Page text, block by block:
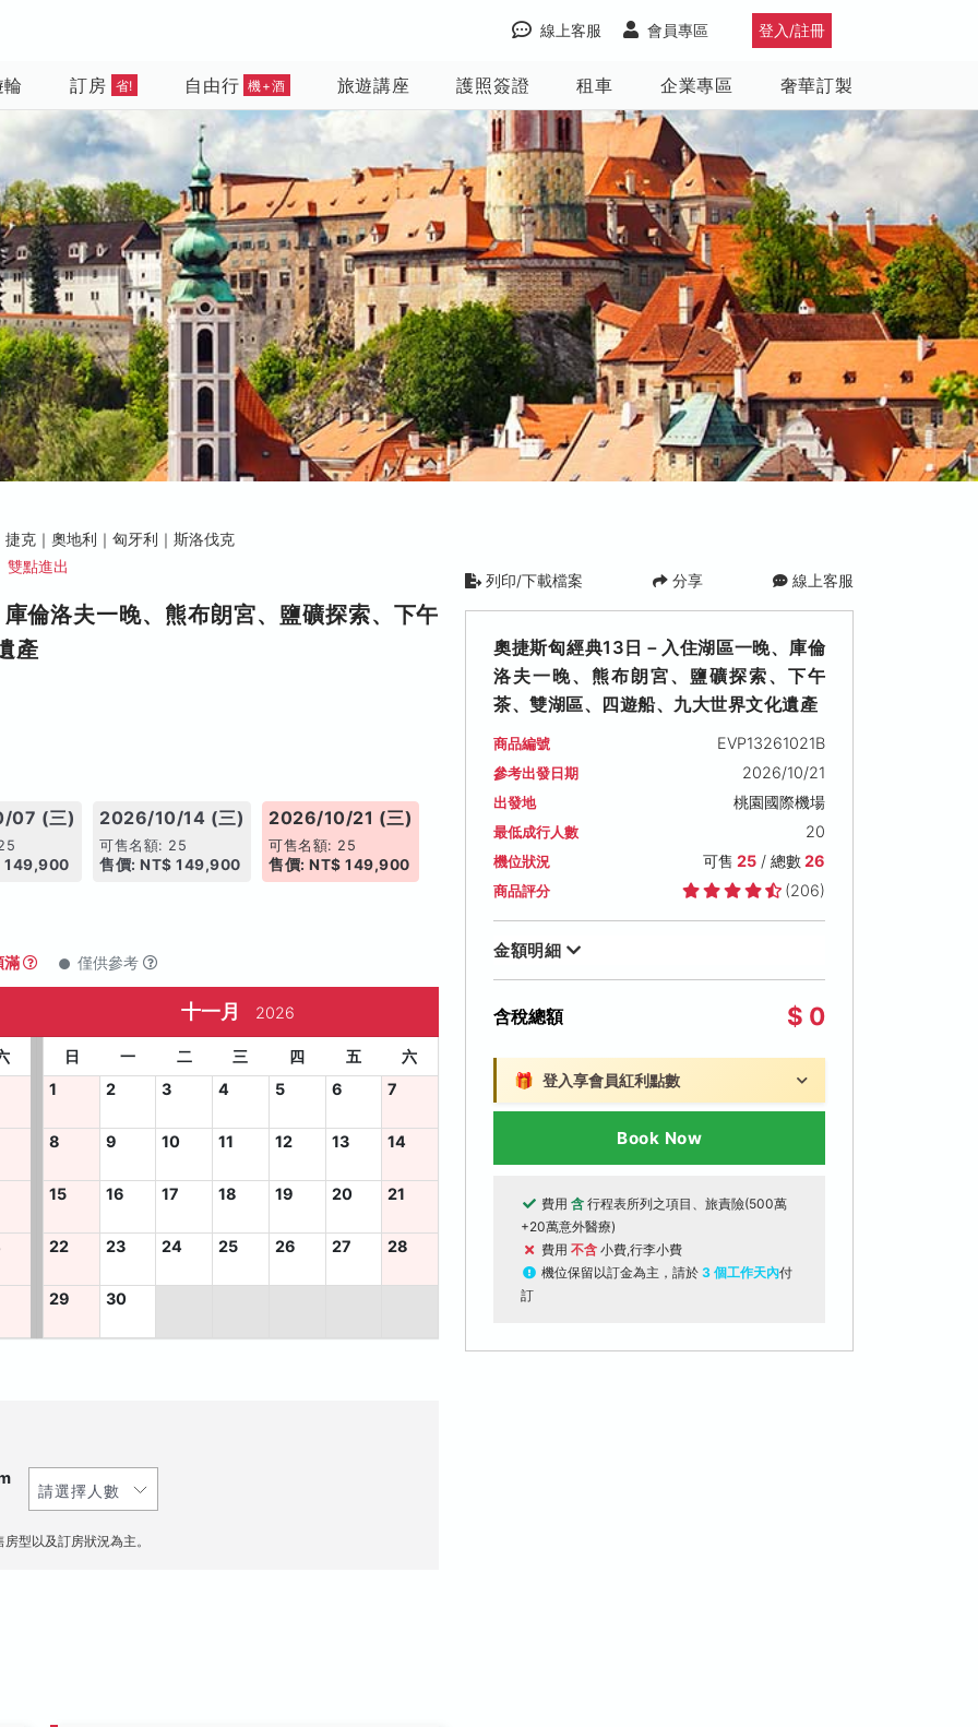
登入/註冊
會員專區
線上客服
訂房 省! 自由行 機+酒 旅遊講座 護照簽證 租車 企業專區 奢華訂製
捷克｜奧地利｜匈牙利｜斯洛伐克
雙點進出
倫洛夫一晚、熊布朗宮、鹽礦探索、下午
產
07 (三)
149,900
2026/10/14 (三)
可售名額: 25
售價: NT$ 149,900
2026/10/21 (三)
可售名額: 25
售價: NT$ 149,900
滿 僅供參考
十一月 2026
日 一 二 三 四 五
六
1
2 3 4 5 6 7
8 9 10 11 12 13 14
15 16 17 18 19 20 21
22 23 24 25 26 27 28
29 30
型以及訂房狀況為主。
列印/下載檔案 分享 線上客服
奧捷斯匈經典13日－入住湖區一晚、庫倫
洛夫一晚、熊布朗宮、鹽礦探索、下午
茶、雙湖區、四遊船、九大世界文化遺產
商品編號 EVP13261021B
參考出發日期 2026/10/21
出發地 桃園國際機場
最低成行人數 20
機位狀況 可售 25/ 總數26
商品評分 (206)
金額明細
含稅總額 $ 0
🎁 登入享會員紅利點數
Book Now
費用 含 行程表所列之項目、旅責險(500萬
+20萬意外醫療)
費用 不含 小費,行李小費
機位保留以訂金為主，請於 3 個工作天內付
訂